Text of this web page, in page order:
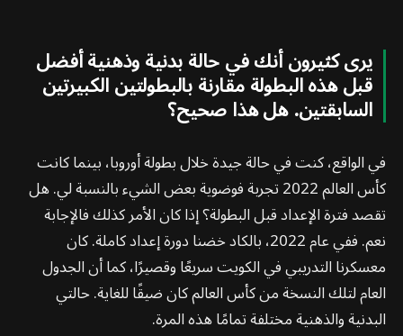
يرى كثيرون أنك في حالة بدنية وذهنية أفضل
قبل هذه البطولة مقارنة بالبطولتين الكبيرتين
السابقتين. هل هذا صحيح؟
في الواقع، كنت في حالة جيدة خلال بطولة أوروبا، بينما كانت
كأس العالم 2022 تجربة فوضوية بعض الشيء بالنسبة لي. هل
تقصد فترة الإعداد قبل البطولة؟ إذا كان الأمر كذلك فالإجابة
نعم. ففي عام 2022، بالكاد خضنا دورة إعداد كاملة. كان
معسكرنا التدريبي في الكويت سريعًا وقصيرًا، كما أن الجدول
العام لتلك النسخة من كأس العالم كان ضيقًا للغاية. حالتي
البدنية والذهنية مختلفة تمامًا هذه المرة.